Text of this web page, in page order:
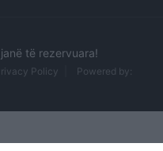
të rezervuara!
Policy
Powered by: